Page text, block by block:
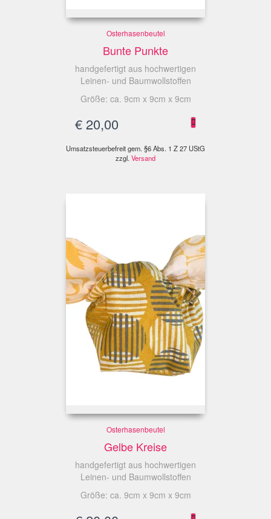
Osterhasenbeutel
Bunte Punkte
handgefertigt aus hochwertigen
Leinen- und Baumwollstoffen
Größe: ca. 9cm x 9cm x 9cm
€ 20,00
Umsatzsteuerbefreit gem. §6 Abs. 1 Z 27 UStG
zzgl. Versand
Osterhasenbeutel
Gelbe Kreise
handgefertigt aus hochwertigen
Leinen- und Baumwollstoffen
Größe: ca. 9cm x 9cm x 9cm